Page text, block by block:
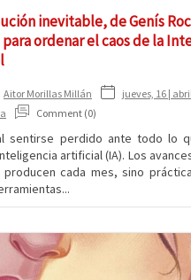
inevitable, de Genís
ordenar el caos de la
Aitor Morillas Millán
jueves, 16 |
Comment (0)
sentirse perdido ante todo lo
artificial (IA). Los
cada mes, sino